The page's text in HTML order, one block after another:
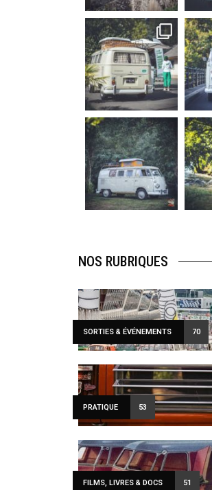
becombi
Sep 10
220
4
becombi
Août 10
120
0
NOS RUBRIQUES
SORTIES & ÉVÉNEMENTS 70
PRATIQUE 53
FILMS, LIVRES & DOCS 51